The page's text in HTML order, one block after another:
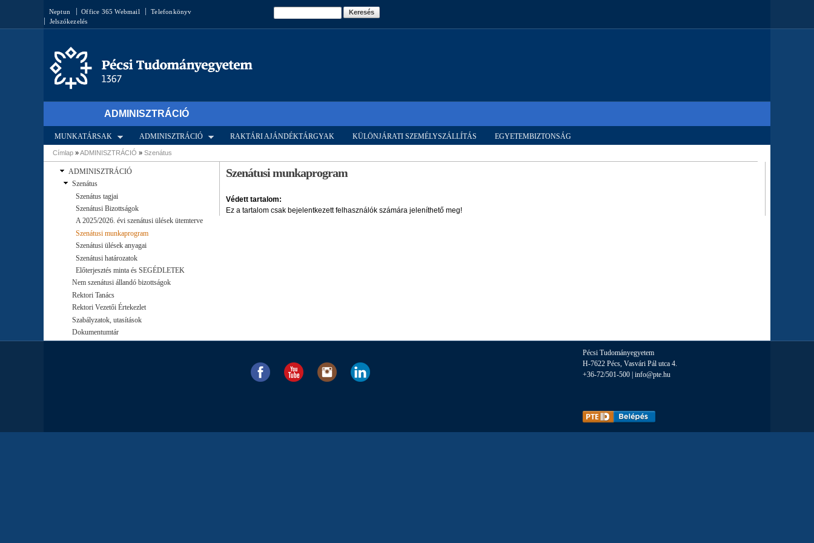
Ugrás a
tartalomra
Neptun Office 365 Webmail
Telefonkönyv
Jelszókezelés
Keresés
ADMINISZTRÁCIÓ
MUNKATÁRSAK ADMINISZTRÁCIÓ RAKTÁRI AJÁNDÉKTÁRGYAK KÜLÖNJÁRATI SZEMÉLYSZÁLLÍTÁS EGYETEMBIZTONSÁG
Jelenlegi hely
Címlap »ADMINISZTRÁCIÓ » Szenátus
ADMINISZTRÁCIÓ
Szenátus
Szenátus tagjai
Szenátusi Bizottságok
A 2025/2026. évi szenátusi ülések ütemterve
Szenátusi munkaprogram
Szenátusi ülések anyagai
Szenátusi határozatok
Előterjesztés minta és SEGÉDLETEK
Nem szenátusi állandó bizottságok
Rektori Tanács
Rektori Vezetői Értekezlet
Szabályzatok, utasítások
Dokumentumtár
Szenátusi munkaprogram
Védett tartalom:
Ez a tartalom csak bejelentkezett felhasználók számára jeleníthető meg!
Pécsi Tudományegyetem
H-7622 Pécs, Vasvári Pál utca 4.
+36-72/501-500 | info@pte.hu